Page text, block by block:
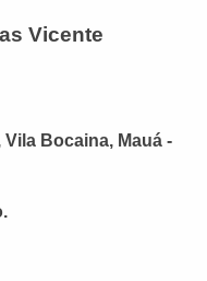
Vicente
Vila Bocaina, Mauá -